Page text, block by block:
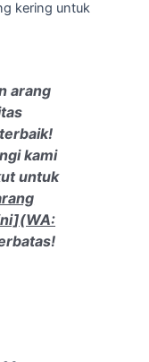
kering untuk
arang
kami
untuk